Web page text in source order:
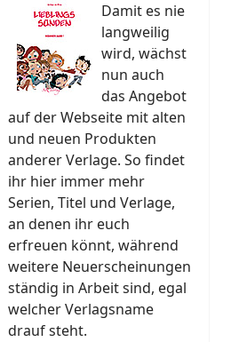
Damit es nie
langweilig
wird, wächst
nun auch
das Angebot
auf der Webseite mit alten
und neuen Produkten
anderer Verlage. So findet
ihr hier immer mehr
Serien, Titel und Verlage,
an denen ihr euch
erfreuen könnt, während
weitere Neuerscheinungen
ständig in Arbeit sind, egal
welcher Verlagsname
drauf steht.